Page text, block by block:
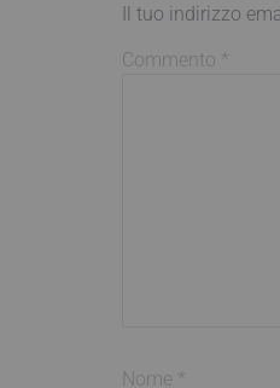
Il tuo indirizzo
Commento *
Nome *